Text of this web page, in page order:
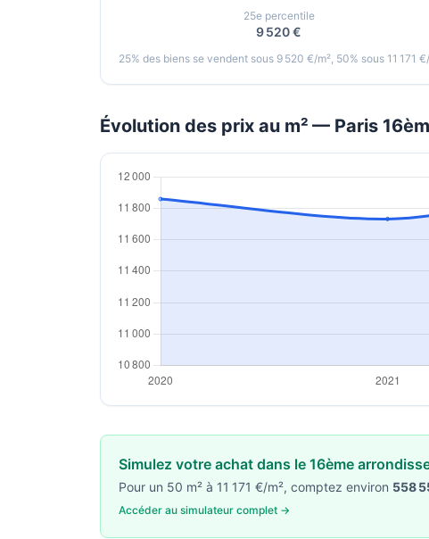
25e percentile
9 520 €
25% des biens se vendent sous 9 520 €/m², 50% sous 11 171
Évolution des prix au m² — Paris
Simulez votre achat dans le 16ème
Pour un 50 m² à 11 171 €/m², comptez environ 558
Accéder au simulateur complet →